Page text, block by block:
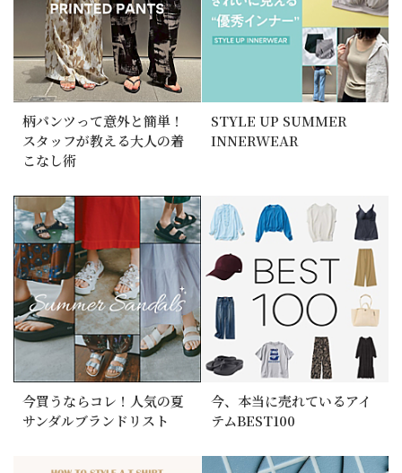
柄パンツって意外と簡単！
スタッフが教える大人の着
こなし術
STYLE UP SUMMER
INNERWEAR
今買うならコレ！人気の夏
サンダルブランドリスト
今、本当に売れているアイ
テムBEST100